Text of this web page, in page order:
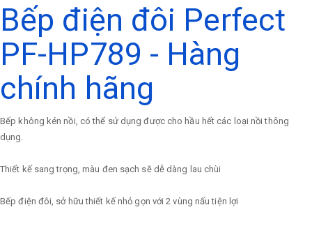
Bếp điện đôi Perfect
PF-HP789 - Hàng
chính hãng
Bếp không kén nồi, có thể sử dụng được cho hầu hết các loại nồi thông
dụng.
Thiết kế sang trọng, màu đen sạch sẽ dễ dàng lau chùi
Bếp điện đôi, sở hữu thiết kế nhỏ gọn với 2 vùng nấu tiện lợi